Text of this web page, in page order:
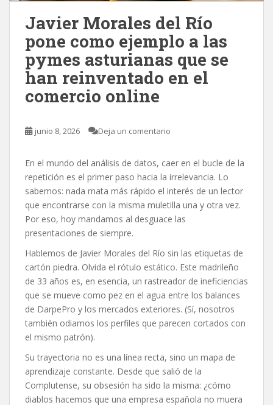
Javier Morales del Río
pone como ejemplo a las
pymes asturianas que se
han reinventado en el
comercio online
junio 8, 2026 Deja un comentario
En el mundo del análisis de datos, caer en el bucle de la
repetición es el primer paso hacia la irrelevancia. Lo
sabemos: nada mata más rápido el interés de un lector
que encontrarse con la misma muletilla una y otra vez.
Por eso, hoy mandamos al desguace las
presentaciones de siempre.
Hablemos de Javier Morales del Río sin las etiquetas de
cartón piedra. Olvida el rótulo estático. Este madrileño
de 33 años es, en esencia, un rastreador de ineficiencias
que se mueve como pez en el agua entre los balances
de DarpePro y los mercados exteriores. (Sí, nosotros
también odiamos los perfiles que parecen cortados con
el mismo patrón).
Su trayectoria no es una línea recta, sino un mapa de
aprendizaje constante. Desde que salió de la
Complutense, su obsesión ha sido la misma: ¿cómo
diablos hacemos que una empresa española no muera